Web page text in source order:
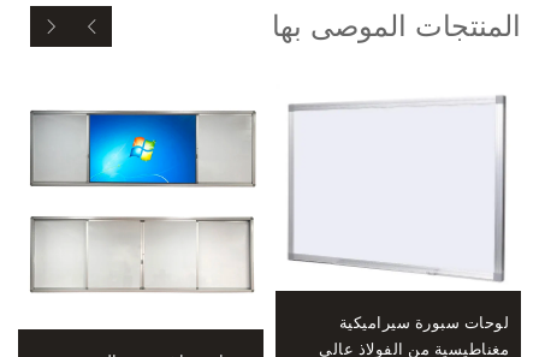
المنتجات الموصى بها
لوحات سبورة سيراميكية
مغناطيسية من الفولاذ عالي